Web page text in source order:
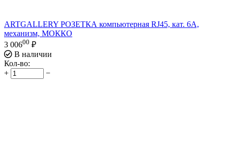
ARTGALLERY РОЗЕТКА компьютерная RJ45, кат. 6A,
механизм, МОККО
3 00600 ₽
В наличии
Кол-во:
+
−